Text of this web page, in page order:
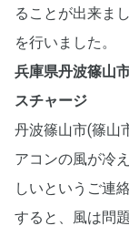
ることが出来ま
を行いました。
兵庫県丹波篠山
スチャージ
丹波篠山市(篠山
アコンの風が冷
しいというご連
すると、風は問